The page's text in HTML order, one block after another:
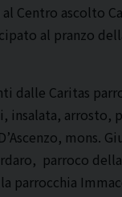
Centro ascolto
al pranzo
dalle Caritas
arrosto,
mons.
parroco
parrocchia